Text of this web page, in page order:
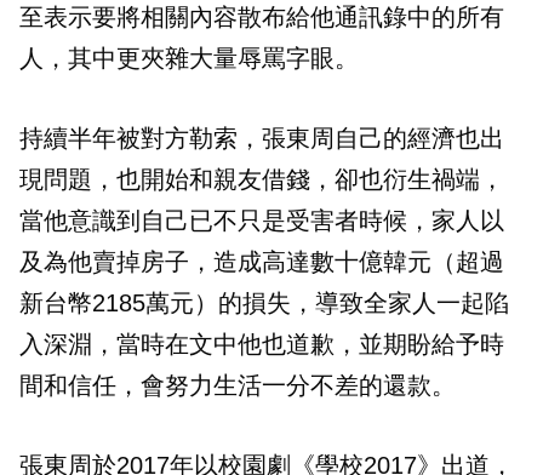
至表示要將相關內容散布給他通訊錄中的所有
人，其中更夾雜大量辱罵字眼。
持續半年被對方勒索，張東周自己的經濟也出
現問題，也開始和親友借錢，卻也衍生禍端，
當他意識到自己已不只是受害者時候，家人以
及為他賣掉房子，造成高達數十億韓元（超過
新台幣2185萬元）的損失，導致全家人一起陷
入深淵，當時在文中他也道歉，並期盼給予時
間和信任，會努力生活一分不差的還款。
張東周於2017年以校園劇《學校2017》出道，